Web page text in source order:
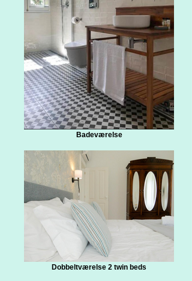
Badeværelse
Dobbeltværelse 2 twin beds